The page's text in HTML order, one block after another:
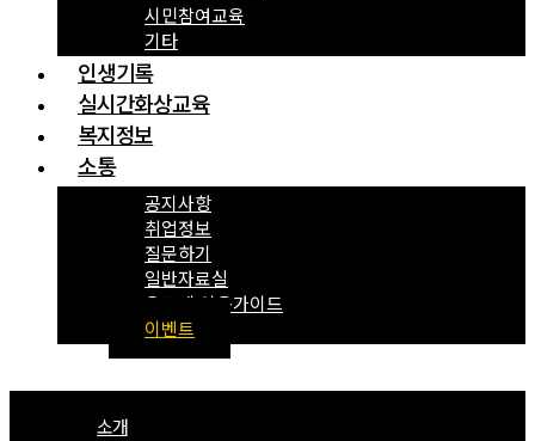
시민참여교육
기타
인생기록
실시간화상교육
복지정보
소통
공지사항
취업정보
질문하기
일반자료실
온도계 이용가이드
이벤트
소개